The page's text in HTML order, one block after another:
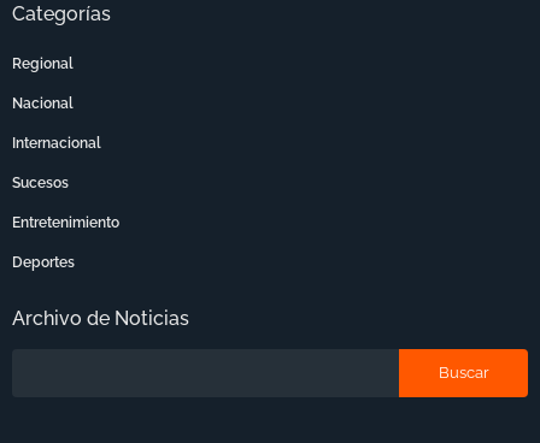
Categorías
Regional
Nacional
Internacional
Sucesos
Entretenimiento
Deportes
Archivo de Noticias